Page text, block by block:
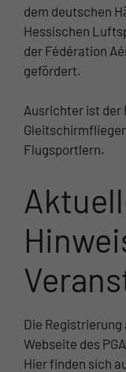
dem deutschen
Hessischen
der Fédération
gefördert.
Ausrichter ist der
Flugsportlern.
Die
Webseite des
Hier finden sich